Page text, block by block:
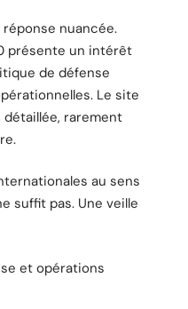
nuancée.
présente un intérêt
de défense
Le site
rarement
au sens
suffit pas. Une veille
et opérations